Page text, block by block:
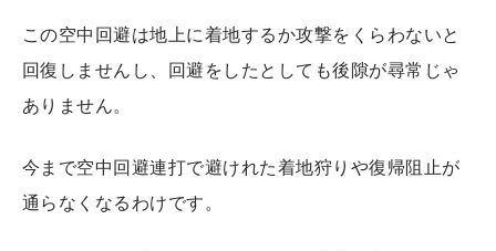
この空中回避は地上に着地するか攻撃をくらわないと
回復しませんし、回避をしたとしても後隙が尋常じゃ
ありません。
今まで空中回避連打で避けれた着地狩りや復帰阻止が
通らなくなるわけです。